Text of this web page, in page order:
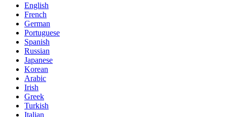
English
French
German
Portuguese
Spanish
Russian
Japanese
Korean
Arabic
Irish
Greek
Turkish
Italian